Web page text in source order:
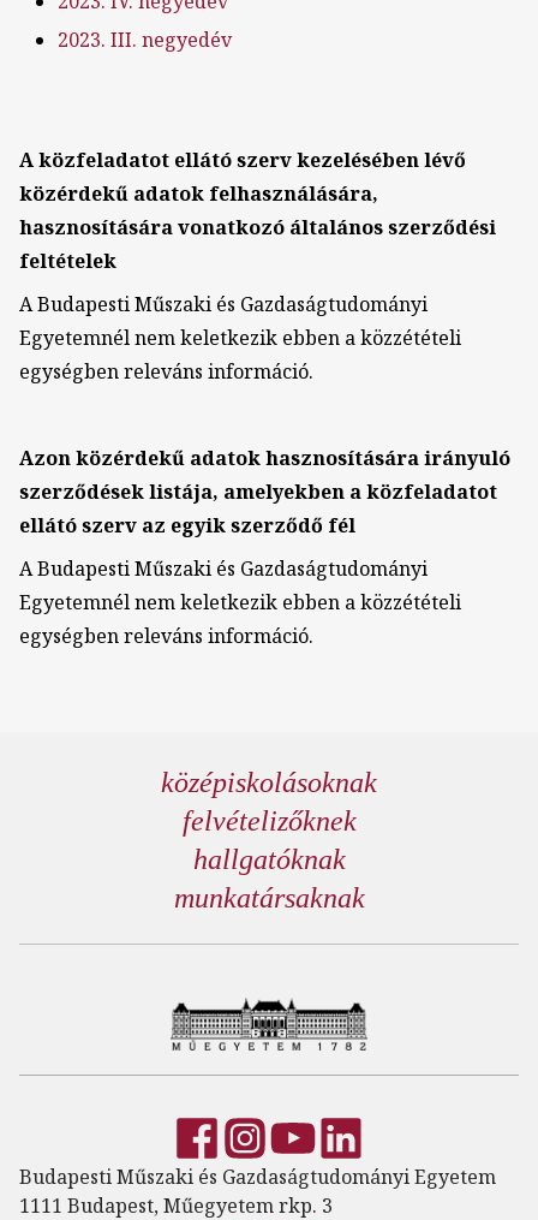
2023. III. negyedév
A közfeladatot ellátó szerv kezelésében lévő
közérdekű adatok felhasználására,
hasznosítására vonatkozó általános szerződési
feltételek
A Budapesti Műszaki és Gazdaságtudományi
Egyetemnél nem keletkezik ebben a közzétételi
egységben releváns információ.
Azon közérdekű adatok hasznosítására irányuló
szerződések listája, amelyekben a közfeladatot
ellátó szerv az egyik szerződő fél
A Budapesti Műszaki és Gazdaságtudományi
Egyetemnél nem keletkezik ebben a közzétételi
egységben releváns információ.
középiskolásoknak
felvételizőknek
hallgatóknak
munkatársaknak
Budapesti Műszaki és Gazdaságtudományi Egyetem
1111 Budapest, Műegyetem rkp. 3